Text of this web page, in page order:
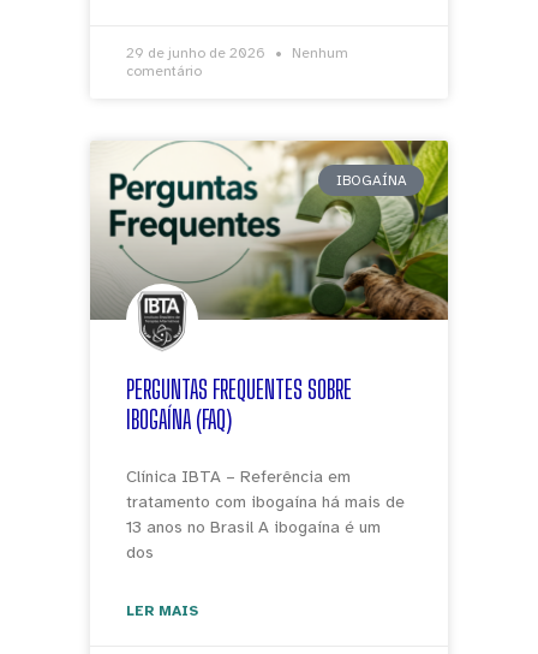
29 de junho de 2026
Nenhum
comentário
IBOGAÍNA
PERGUNTAS FREQUENTES SOBRE
IBOGAÍNA (FAQ)
Clínica IBTA – Referência em
tratamento com ibogaína há mais de
13 anos no Brasil A ibogaína é um
dos
LER MAIS